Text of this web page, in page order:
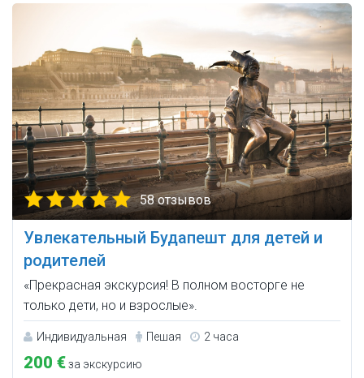
58 отзывов
Увлекательный Будапешт для детей и
родителей
«Прекрасная экскурсия! В полном восторге не
только дети, но и взрослые».
Индивидуальная Пешая 2 часа
200 €за экскурсию